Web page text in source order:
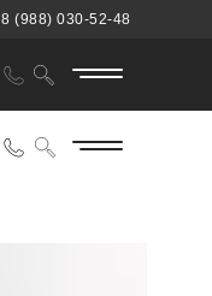
8 (988) 030-52-48